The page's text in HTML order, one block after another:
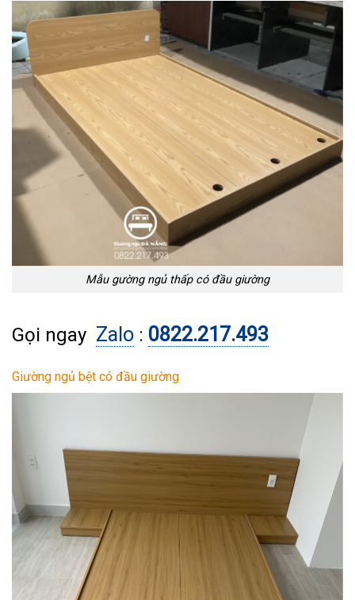
Mẫu gường ngủ thấp có đầu giường
Gọi ngay Zalo : 0822.217.493
Giường ngủ bệt có đầu giường